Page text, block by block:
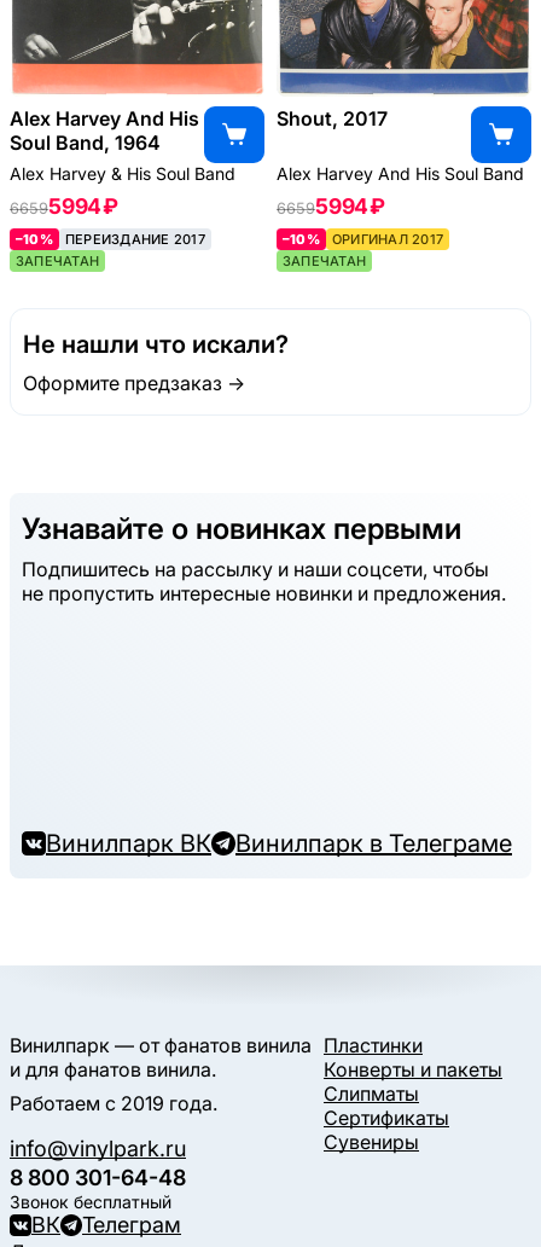
Alex Harvey And His
Soul Band, 1964
Alex Harvey & His Soul Band
66595994 ₽
–10%
ПЕРЕИЗДАНИЕ 2017
ЗАПЕЧАТАН
Shout, 2017
Alex Harvey And His Soul Band
66595994 ₽
–10%
ОРИГИНАЛ 2017
ЗАПЕЧАТАН
Не нашли что искали?
Оформите предзаказ →
Узнавайте о новинках первыми
Подпишитесь на рассылку и наши соцсети, чтобы
не пропустить интересные новинки и предложения.
Винилпарк ВК Винилпарк в Телеграме
Винилпарк — от фанатов винила
и для фанатов винила.
Работаем с 2019 года.
info@vinylpark.ru
8 800 301-64-48
Звонок бесплатный
ВК Телеграм
Пластинки
Конверты и пакеты
Слипматы
Сертификаты
Сувениры